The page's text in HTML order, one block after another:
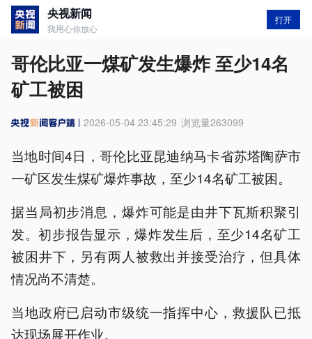
央视新闻
我用心你放心
打开
哥伦比亚一煤矿发生爆炸 至少14名
矿工被困
2026-05-04 23:45:29 浏览量263099
当地时间4日，哥伦比亚昆迪纳马卡省苏塔陶萨市
一矿区发生煤矿爆炸事故，至少14名矿工被困。
据当局初步消息，爆炸可能是由井下瓦斯积聚引
发。初步报告显示，爆炸发生后，至少14名矿工
被困井下，另有两人被救出并接受治疗，但具体
情况尚不清楚。
当地政府已启动市级统一指挥中心，救援队已抵
达现场展开作业。